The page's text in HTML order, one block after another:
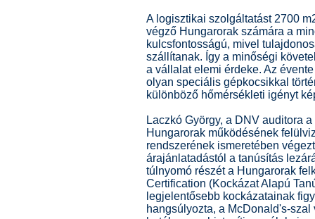
A logisztikai szolgáltatást 2700
végző Hungarorak számára a
kulcsfontosságú, mivel
szállítanak. Így a minőségi
a vállalat elemi érdeke. Az
olyan speciális gépkocsikkal
különböző hőmérsékleti igényt
Laczkó György, a DNV auditora
Hungarorak működésének
rendszerének ismeretében
árajánlatadástól a tanúsítás
túlnyomó részét a Hungarorak
Certification (Kockázat Alapú
legjelentősebb kockázatainak
hangsúlyozta, a McDonald's-